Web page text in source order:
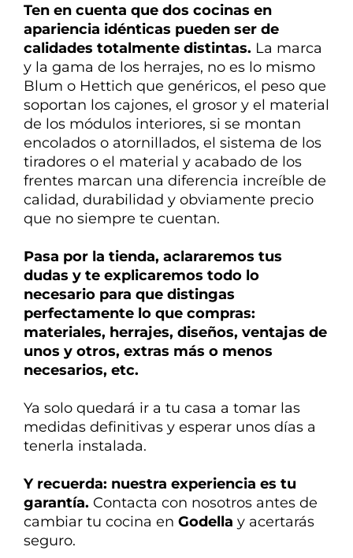
Ten en cuenta que dos cocinas en
apariencia idénticas pueden ser de
calidades totalmente distintas. La marca
y la gama de los herrajes, no es lo mismo
Blum o Hettich que genéricos, el peso que
soportan los cajones, el grosor y el material
de los módulos interiores, si se montan
encolados o atornillados, el sistema de los
tiradores o el material y acabado de los
frentes marcan una diferencia increíble de
calidad, durabilidad y obviamente precio
que no siempre te cuentan.
Pasa por la tienda, aclararemos tus
dudas y te explicaremos todo lo
necesario para que distingas
perfectamente lo que compras:
materiales, herrajes, diseños, ventajas de
unos y otros, extras más o menos
necesarios, etc.
Ya solo quedará ir a tu casa a tomar las
medidas definitivas y esperar unos días a
tenerla instalada.
Y recuerda: nuestra experiencia es tu
garantía. Contacta con nosotros antes de
cambiar tu cocina en Godella y acertarás
seguro.